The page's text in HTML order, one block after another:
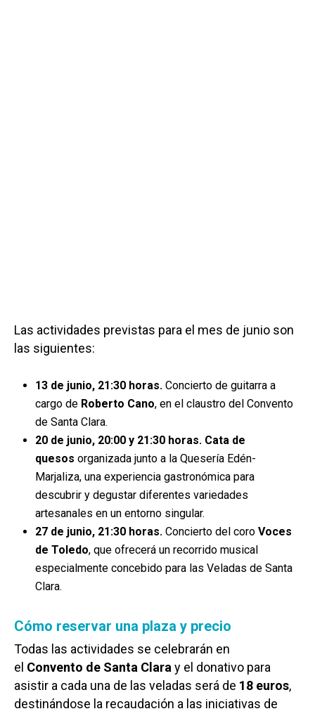
Las actividades previstas para el mes de junio son
las siguientes:
13 de junio, 21:30 horas. Concierto de guitarra a
cargo de Roberto Cano, en el claustro del Convento
de Santa Clara.
20 de junio, 20:00 y 21:30 horas. Cata de
quesos organizada junto a la Quesería Edén-
Marjaliza, una experiencia gastronómica para
descubrir y degustar diferentes variedades
artesanales en un entorno singular.
27 de junio, 21:30 horas. Concierto del coro Voces
de Toledo, que ofrecerá un recorrido musical
especialmente concebido para las Veladas de Santa
Clara.
Cómo reservar una plaza y precio
Todas las actividades se celebrarán en
el Convento de Santa Clara y el donativo para
asistir a cada una de las veladas será de 18 euros,
destinándose la recaudación a las iniciativas de